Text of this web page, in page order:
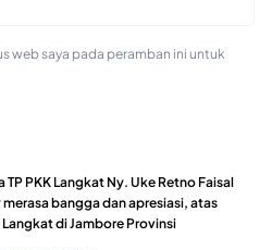
web saya pada peramban ini untuk
TP PKK Langkat Ny. Uke Retno Faisal
merasa bangga dan apresiasi, atas
Langkat di Jambore Provinsi